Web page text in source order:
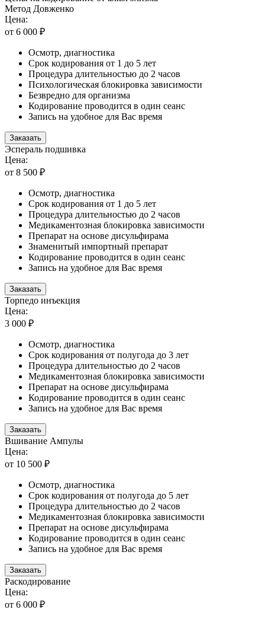
Метод Довженко
Цена:
от 6 000 ₽
Осмотр, диагностика
Срок кодирования от 1 до 5 лет
Процедура длительностью до 2 часов
Психологическая блокировка зависимости
Безвредно для организма
Кодирование проводится в один сеанс
Запись на удобное для Вас время
Заказать
Эспераль подшивка
Цена:
от 8 500 ₽
Осмотр, диагностика
Срок кодирования от 1 до 5 лет
Процедура длительностью до 2 часов
Медикаментозная блокировка зависимости
Препарат на основе дисульфирама
Знаменитый импортный препарат
Кодирование проводится в один сеанс
Запись на удобное для Вас время
Заказать
Торпедо инъекция
Цена:
3 000 ₽
Осмотр, диагностика
Срок кодирования от полугода до 3 лет
Процедура длительностью до 2 часов
Медикаментозная блокировка зависимости
Препарат на основе дисульфирама
Кодирование проводится в один сеанс
Запись на удобное для Вас время
Заказать
Вшивание Ампулы
Цена:
от 10 500 ₽
Осмотр, диагностика
Срок кодирования от полугода до 5 лет
Процедура длительностью до 2 часов
Медикаментозная блокировка зависимости
Препарат на основе дисульфирама
Кодирование проводится в один сеанс
Запись на удобное для Вас время
Заказать
Раскодирование
Цена:
от 6 000 ₽